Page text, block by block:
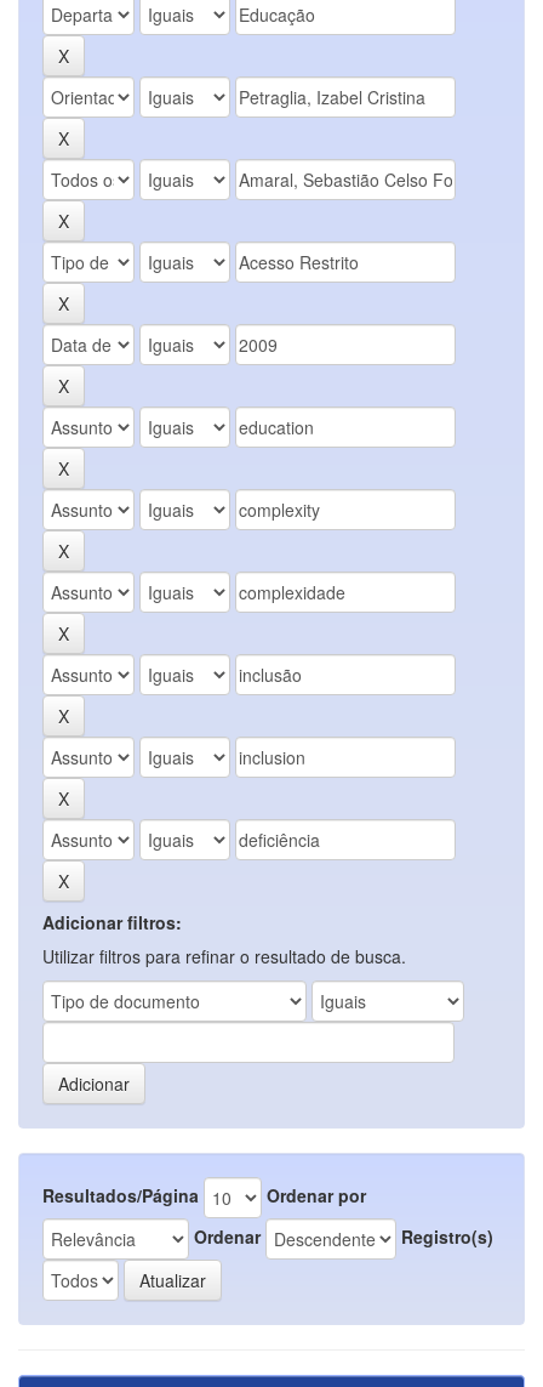
Adicionar filtros:
Utilizar filtros para refinar o resultado de busca.
Resultados/Página
Ordenar por
Ordenar
Registro(s)